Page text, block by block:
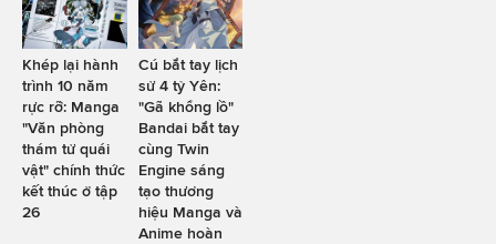
Khép lại hành
trình 10 năm
rực rỡ: Manga
"Văn phòng
thám tử quái
vật" chính thức
kết thúc ở tập
26
Cú bắt tay lịch
sử 4 tỷ Yên:
"Gã khổng lồ"
Bandai bắt tay
cùng Twin
Engine sáng
tạo thương
hiệu Manga và
Anime hoàn